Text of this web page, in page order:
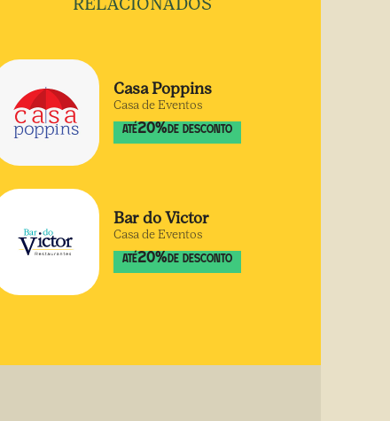
Casa Poppins
Casa de Eventos
ATÉ20%DE DESCONTO
Bar do Victor
Casa de Eventos
ATÉ20%DE DESCONTO